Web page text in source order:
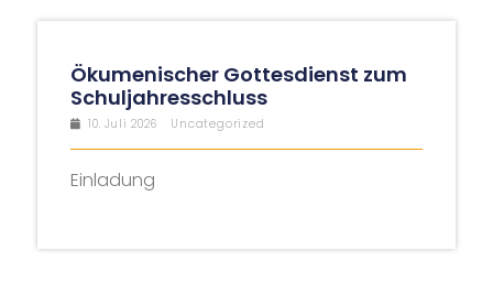
Ökumenischer Gottesdienst zum
Schuljahresschluss
10. Juli 2026 Uncategorized
Einladung